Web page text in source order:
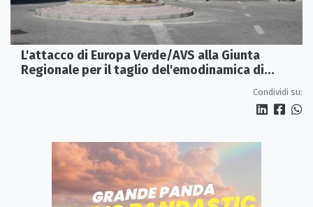
L'attacco di Europa Verde/AVS alla Giunta
Regionale per il taglio del'emodinamica di
Condividi su: